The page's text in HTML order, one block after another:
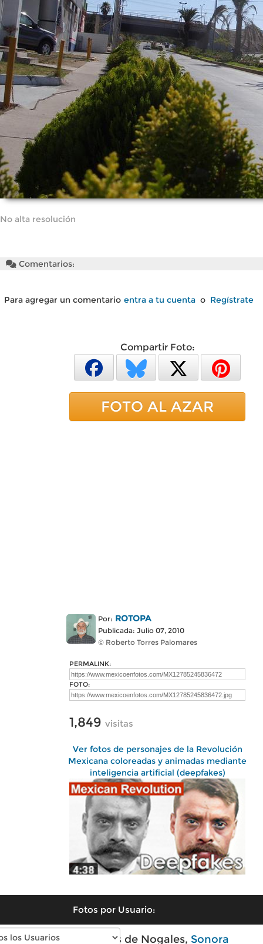
No alta resolución
Comentarios:
Para agregar un comentario entra a tu cuenta o Regístrate
Compartir Foto:
FOTO AL AZAR
Por: ROTOPA
Publicada: Julio 07, 2010
© Roberto Torres Palomares
PERMALINK:
FOTO:
1,849 visitas
Ver fotos de personajes de la Revolución
Mexicana coloreadas y animadas mediante
inteligencia artificial (deepfakes)
Fotos por Usuario:
Fotos modernas de Nogales, Sonora